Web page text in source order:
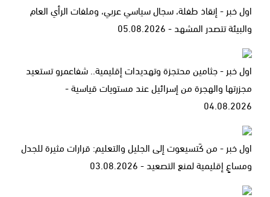
اول خبر - إنقاذ طفلة، سجال سياسي عربي، وملفات الرأي العام
والبيئة تتصدر المشهد - 05.08.2026
اول خبر - جثامين محتجزة وتهديدات إقليمية.. شفاعمرو تستعيد
مجزرتها والهجرة من إسرائيل عند مستويات قياسية -
04.08.2026
اول خبر - من كَتسيعوت إلى الجليل والتعليم: قرارات مثيرة للجدل
ومساعٍ إقليمية لمنع التصعيد - 03.08.2026